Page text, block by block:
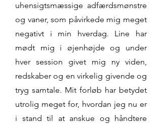
uhensigtsmæssige adfærdsmønstre
og vaner, som påvirkede mig meget
negativt i min hverdag. Line har
mødt mig i øjenhøjde og under
hver session givet mig ny viden,
redskaber og en virkelig givende og
tryg samtale. Mit forløb har betydet
utrolig meget for, hvordan jeg nu er
i stand til at anskue og håndtere